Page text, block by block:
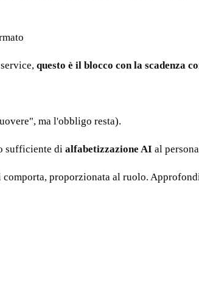
questo è il blocco con la scadenza
ma l'obbligo resta).
sufficiente di alfabetizzazione AI al
comporta, proporzionata al ruolo.